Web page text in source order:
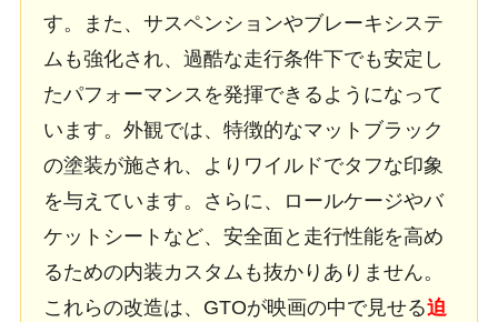
す。また、サスペンションやブレーキシステ
ムも強化され、過酷な走行条件下でも安定し
たパフォーマンスを発揮できるようになって
います。外観では、特徴的なマットブラック
の塗装が施され、よりワイルドでタフな印象
を与えています。さらに、ロールケージやバ
ケットシートなど、安全面と走行性能を高め
るための内装カスタムも抜かりありません。
これらの改造は、GTOが映画の中で見せる迫